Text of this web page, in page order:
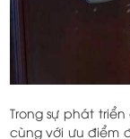
Trong sự phát
cùng với ưu điểm